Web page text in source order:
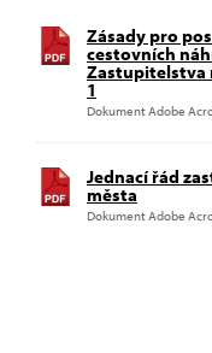
Zásady pro
cestovních
Zastupitelstva
1
Dokument Adobe
Jednací řád
města
Dokument Adobe